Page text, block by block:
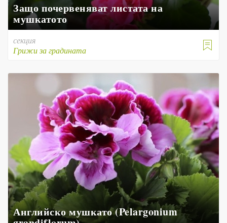
Защо почервеняват листата на
мушкатото

секция
Грижи за градината
Английско мушкато (Pelargonium